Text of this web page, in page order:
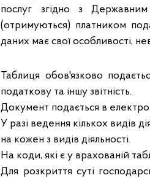
послуг згідно з
(отримуються) платником
даних має свої особливості,
Таблиця обов'язково
податкову та іншу звітність.
Документ подається в
У разі ведення кількох видів
на кожен з видів діяльності.
На коди, які є у врахованій
Для розкриття суті